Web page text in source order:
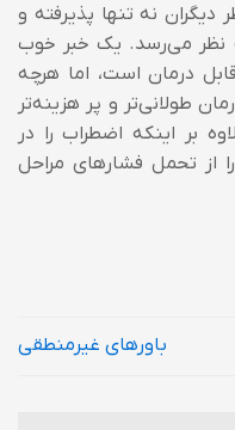
نه تنها پذیرفته و
نظر می‌رسد. یک خبر خوب
درمان است، اما هرچه
طولانی‌تر و پر هزینه‌تر
بر اینکه اضطراب را در
از تحمل فشارهای مراحل
باورهای غیرمنطقی